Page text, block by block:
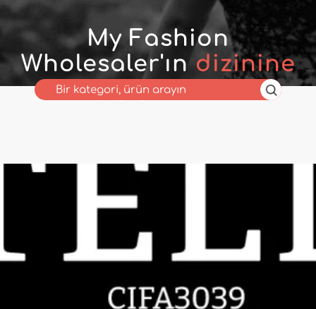
My Fashion
Wholesaler'ın dizinine
hoş geldiniz